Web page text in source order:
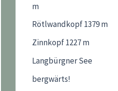
m
Rötlwandkopf 1379 m
Zinnkopf 1227 m
Langbürgner See
bergwärts!